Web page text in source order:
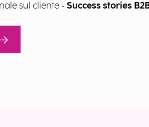
sul cliente -Success stories